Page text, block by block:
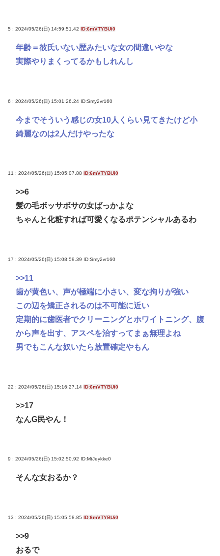
5 : 2024/05/26(日) 14:59:51.42 ID:6mVTYBUi0
年齢＝彼氏いない歴みたいな女の間違いやな
実際やりまくってるかもしれんし
6 : 2024/05/26(日) 15:01:26.24 ID:Smy2vr160
今までそういう感じの女10人くらい見てきたけど小
綺麗なのは2人だけやったな
11 : 2024/05/26(日) 15:05:07.88 ID:6mVTYBUi0
>>6
髪の毛ボッサボサの女ばっかよな
ちゃんと化粧すれば可愛くなるポテンシャルあるわ
17 : 2024/05/26(日) 15:08:59.39 ID:Smy2vr160
>>11
歯が黄色い、声が極端に小さい、変な拘りが強い
この辺を矯正されるのは不可能に近い
定期的に歯医者でクリーニングとホワイトニング、腹
から声を出す、アスペを治すってまぁ無理よね
男でもこんな奴いたら放置確定やもん
22 : 2024/05/26(日) 15:16:27.14 ID:6mVTYBUi0
>>17
なんG民やん！
9 : 2024/05/26(日) 15:02:50.92 ID:MtJeykke0
そんな女おるか？
13 : 2024/05/26(日) 15:05:58.85 ID:6mVTYBUi0
>>9
おるで